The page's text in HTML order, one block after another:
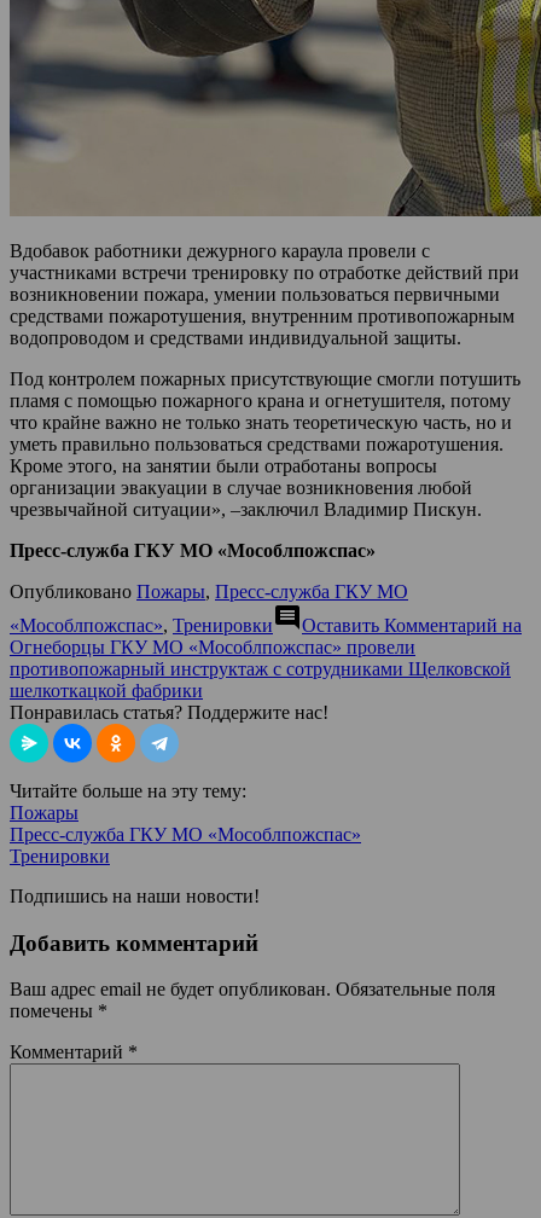
Вдобавок работники дежурного караула провели с
участниками встречи тренировку по отработке действий при
возникновении пожара, умении пользоваться первичными
средствами пожаротушения, внутренним противопожарным
водопроводом и средствами индивидуальной защиты.
Под контролем пожарных присутствующие смогли потушить
пламя с помощью пожарного крана и огнетушителя, потому
что крайне важно не только знать теоретическую часть, но и
уметь правильно пользоваться средствами пожаротушения.
Кроме этого, на занятии были отработаны вопросы
организации эвакуации в случае возникновения любой
чрезвычайной ситуации», –заключил Владимир Пискун.
Пресс-служба ГКУ МО «Мособлпожспас»
Опубликовано Пожары, Пресс-служба ГКУ МО
«Мособлпожспас», Тренировкиcomment Оставить Комментарий на
Огнеборцы ГКУ МО «Мособлпожспас» провели
противопожарный инструктаж с сотрудниками Щелковской
шелкоткацкой фабрики
Понравилась статья? Поддержите нас!
Читайте больше на эту тему:
Пожары
Пресс-служба ГКУ МО «Мособлпожспас»
Тренировки
Подпишись на наши новости!
Добавить комментарий
Ваш адрес email не будет опубликован. Обязательные поля
помечены *
Комментарий *